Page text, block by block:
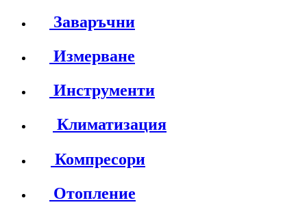
Заваръчни
Измерване
Инструменти
Климатизация
Компресори
Отопление